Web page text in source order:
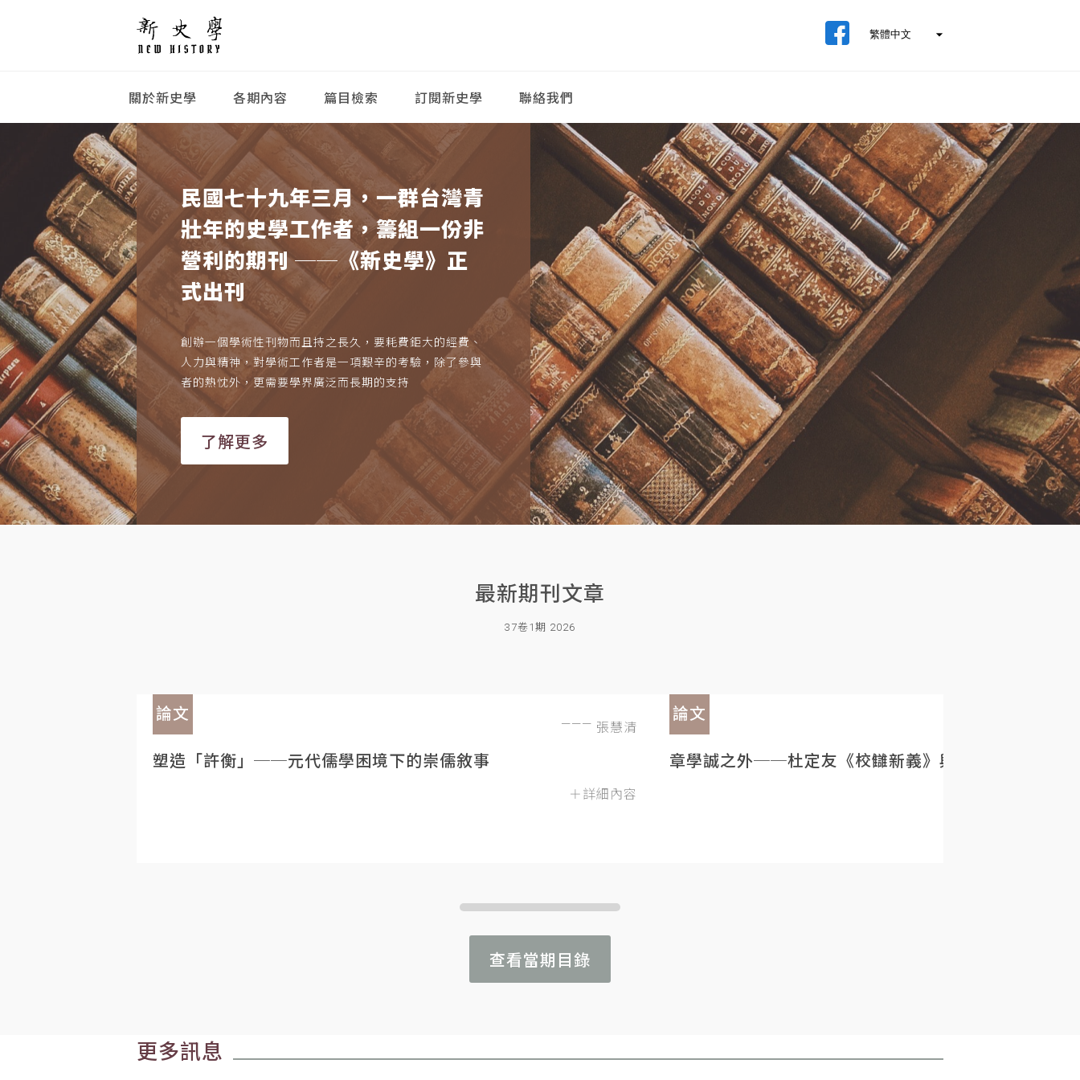
關於新史學 各期內容 篇目檢索 訂閱新史學 聯絡我們
民國七十九年三月，一群台灣青
壯年的史學工作者，籌組一份非
營利的期刊 ──《新史學》正
式出刊
創辦一個學術性刊物而且持之長久，要耗費鉅大的經費、
人力與精神，對學術工作者是一項艱辛的考驗，除了參與
者的熱忱外，更需要學界廣泛而長期的支持
了解更多
最新期刊文章
37卷1期 2026
論文
張慧清
塑造「許衡」──元代儒學困境下的崇儒敘事
＋詳細內容
論文
章學誠之外──杜定友《校讎新義》與民初目錄學的重
查看當期目錄
更多訊息